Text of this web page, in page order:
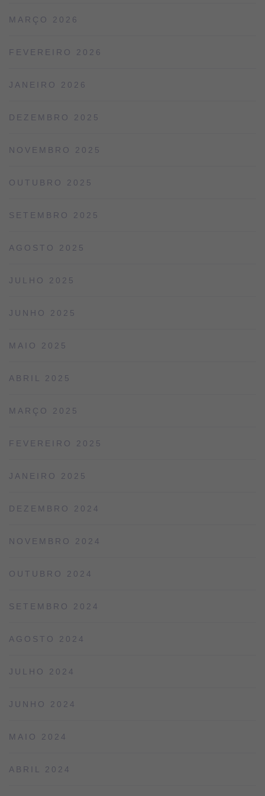
MARÇO 2026
FEVEREIRO 2026
JANEIRO 2026
DEZEMBRO 2025
NOVEMBRO 2025
OUTUBRO 2025
SETEMBRO 2025
AGOSTO 2025
JULHO 2025
JUNHO 2025
MAIO 2025
ABRIL 2025
MARÇO 2025
FEVEREIRO 2025
JANEIRO 2025
DEZEMBRO 2024
NOVEMBRO 2024
OUTUBRO 2024
SETEMBRO 2024
AGOSTO 2024
JULHO 2024
JUNHO 2024
MAIO 2024
ABRIL 2024